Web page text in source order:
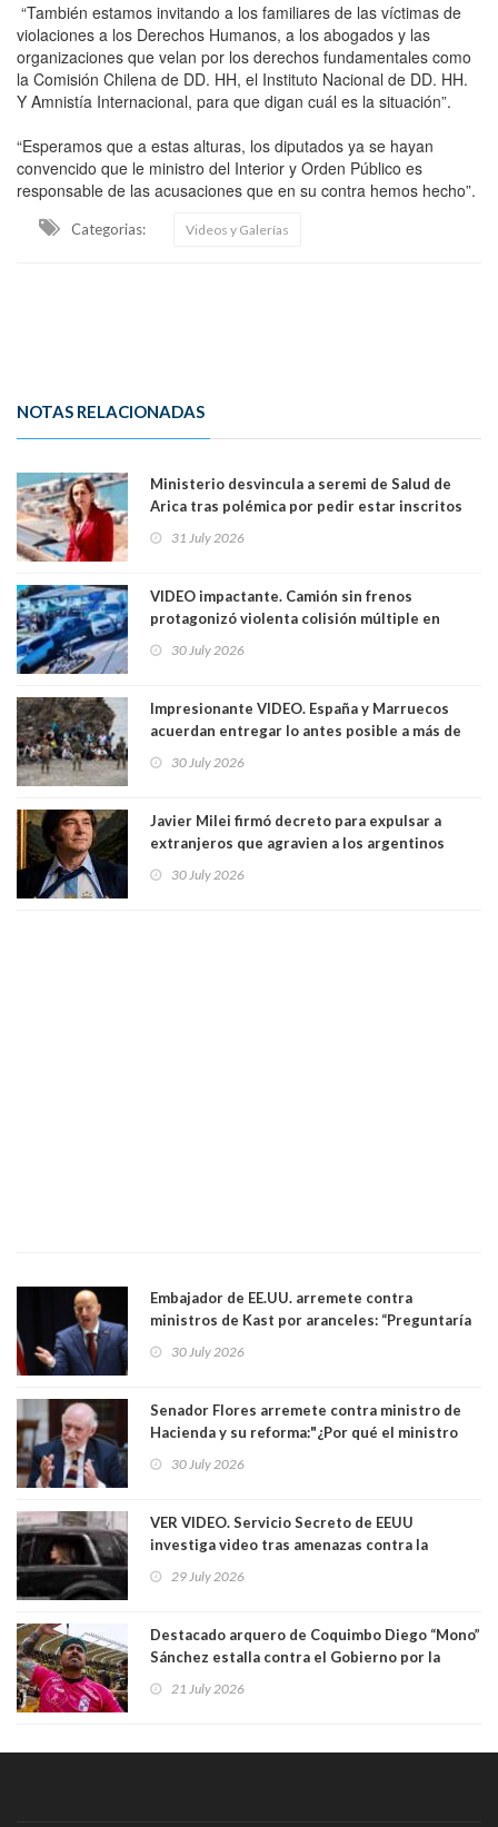
“También estamos invitando a los familiares de las víctimas de
violaciones a los Derechos Humanos, a los abogados y las
organizaciones que velan por los derechos fundamentales como
la Comisión Chilena de DD. HH, el Instituto Nacional de DD. HH.
Y Amnistía Internacional, para que digan cuál es la situación”.
“Esperamos que a estas alturas, los diputados ya se hayan
convencido que le ministro del Interior y Orden Público es
responsable de las acusaciones que en su contra hemos hecho”.
Categorias: Videos y Galerías
NOTAS RELACIONADAS
Ministerio desvincula a seremi de Salud de
Arica tras polémica por pedir estar inscritos
en el Partido Republicano para un cupo laboral.
Ya son 29 seremis despedidos desde el 11 de
31 July 2026
VIDEO impactante. Camión sin frenos
protagonizó violenta colisión múltiple en
Cartagena: 13 lesionados y dos heridos graves
30 July 2026
Impresionante VIDEO. España y Marruecos
acuerdan entregar lo antes posible a más de
dos mil personas que ingresaron como
avalancha y de manera irregular a territorio
30 July 2026
Javier Milei firmó decreto para expulsar a
extranjeros que agravien a los argentinos
luego del mundial
30 July 2026
Embajador de EE.UU. arremete contra
ministros de Kast por aranceles: “Preguntaría
si ese ministro realmente ha leído el Tratado.
Yo diría que no”
30 July 2026
Senador Flores arremete contra ministro de
Hacienda y su reforma:"¿Por qué el ministro
Quiroz se empecina en favorecer a municipios
más ricos, pasándole la aplanadora a los
30 July 2026
VER VIDEO. Servicio Secreto de EEUU
investiga video tras amenazas contra la
primera dama Melania Trump y su hijo Barron
29 July 2026
Destacado arquero de Coquimbo Diego “Mono”
Sánchez estalla contra el Gobierno por la
catástrofe en su ciudad. Lanzó dura acusación
contra ministro Poduje a quién trató de
21 July 2026